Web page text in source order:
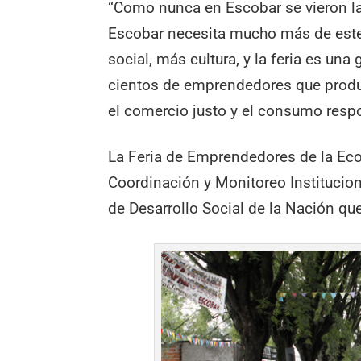
“Como nunca en Escobar se
Escobar necesita mucho más de
social, más cultura, y la feria es una
cientos de emprendedores que
el comercio justo y el consumo
La Feria de Emprendedores de la
Coordinación y Monitoreo
de Desarrollo Social de la Nación